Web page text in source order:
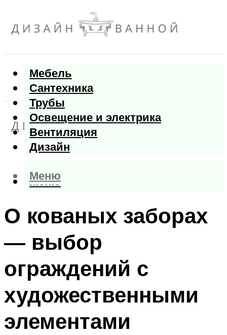
Мебель
Сантехника
Трубы
Освещение и электрика
Вентиляция
Дизайн
Меню
Меню
О кованых заборах
— выбор
ограждений с
художественными
элементами